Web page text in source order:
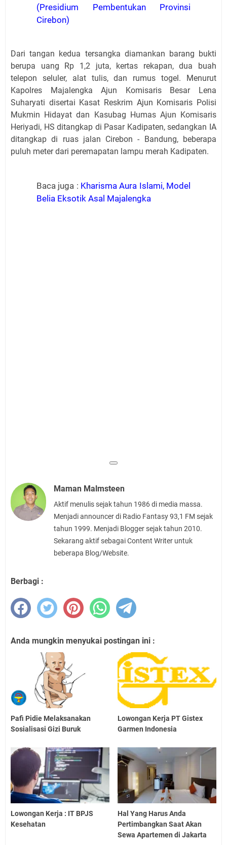
(Presidium Pembentukan Provinsi
Cirebon)
Dari tangan kedua tersangka diamankan barang bukti
berupa uang Rp 1,2 juta, kertas rekapan, dua buah
telepon seluler, alat tulis, dan rumus togel. Menurut
Kapolres Majalengka Ajun Komisaris Besar Lena
Suharyati disertai Kasat Reskrim Ajun Komisaris Polisi
Mukmin Hidayat dan Kasubag Humas Ajun Komisaris
Heriyadi, HS ditangkap di Pasar Kadipaten, sedangkan IA
ditangkap di ruas jalan Cirebon - Bandung, beberapa
puluh meter dari peremapatan lampu merah Kadipaten.
Baca juga : Kharisma Aura Islami, Model
Belia Eksotik Asal Majalengka
Maman Malmsteen
Aktif menulis sejak tahun 1986 di media massa.
Menjadi announcer di Radio Fantasy 93,1 FM sejak
tahun 1999. Menjadi Blogger sejak tahun 2010.
Sekarang aktif sebagai Content Writer untuk
beberapa Blog/Website.
Berbagi :
Anda mungkin menyukai postingan ini :
Pafi Pidie Melaksanakan
Sosialisasi Gizi Buruk
Lowongan Kerja PT Gistex
Garmen Indonesia
Lowongan Kerja : IT BPJS
Kesehatan
Hal Yang Harus Anda
Pertimbangkan Saat Akan
Sewa Apartemen di Jakarta